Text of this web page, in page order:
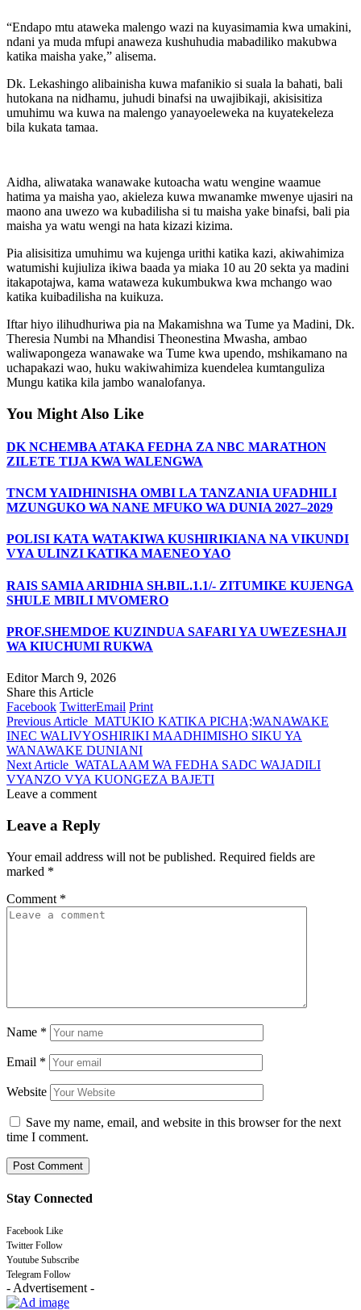
“Endapo mtu ataweka malengo wazi na kuyasimamia kwa umakini,
ndani ya muda mfupi anaweza kushuhudia mabadiliko makubwa
katika maisha yake,” alisema.
Dk. Lekashingo alibainisha kuwa mafanikio si suala la bahati, bali
hutokana na nidhamu, juhudi binafsi na uwajibikaji, akisisitiza
umuhimu wa kuwa na malengo yanayoeleweka na kuyatekeleza
bila kukata tamaa.
Aidha, aliwataka wanawake kutoacha watu wengine waamue
hatima ya maisha yao, akieleza kuwa mwanamke mwenye ujasiri na
maono ana uwezo wa kubadilisha si tu maisha yake binafsi, bali pia
maisha ya watu wengi na hata kizazi kizima.
Pia alisisitiza umuhimu wa kujenga urithi katika kazi, akiwahimiza
watumishi kujiuliza ikiwa baada ya miaka 10 au 20 sekta ya madini
itakapotajwa, kama wataweza kukumbukwa kwa mchango wao
katika kuibadilisha na kuikuza.
Iftar hiyo ilihudhuriwa pia na Makamishna wa Tume ya Madini, Dk.
Theresia Numbi na Mhandisi Theonestina Mwasha, ambao
waliwapongeza wanawake wa Tume kwa upendo, mshikamano na
uchapakazi wao, huku wakiwahimiza kuendelea kumtanguliza
Mungu katika kila jambo wanalofanya.
You Might Also Like
DK NCHEMBA ATAKA FEDHA ZA NBC MARATHON
ZILETE TIJA KWA WALENGWA
TNCM YAIDHINISHA OMBI LA TANZANIA UFADHILI
MZUNGUKO WA NANE MFUKO WA DUNIA 2027–2029
POLISI KATA WATAKIWA KUSHIRIKIANA NA VIKUNDI
VYA ULINZI KATIKA MAENEO YAO
RAIS SAMIA ARIDHIA SH.BIL.1.1/- ZITUMIKE KUJENGA
SHULE MBILI MVOMERO
PROF.SHEMDOE KUZINDUA SAFARI YA UWEZESHAJI
WA KIUCHUMI RUKWA
Editor March 9, 2026
Share this Article
Facebook TwitterEmail Print
Previous Article MATUKIO KATIKA PICHA;WANAWAKE
INEC WALIVYOSHIRIKI MAADHIMISHO SIKU YA
WANAWAKE DUNIANI
Next Article WATALAAM WA FEDHA SADC WAJADILI
VYANZO VYA KUONGEZA BAJETI
Leave a comment
Leave a Reply
Your email address will not be published. Required fields are
marked *
Comment *
Name *
Email *
Website
Save my name, email, and website in this browser for the next
time I comment.
Stay Connected
Facebook Like
Twitter Follow
Youtube Subscribe
Telegram Follow
- Advertisement -